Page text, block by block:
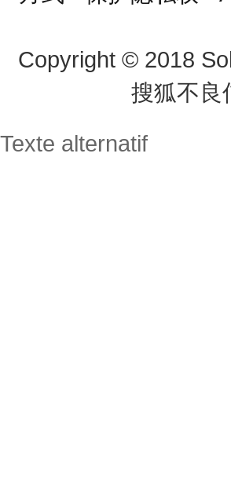
Copyright © 2018
搜狐不良
Texte alternatif